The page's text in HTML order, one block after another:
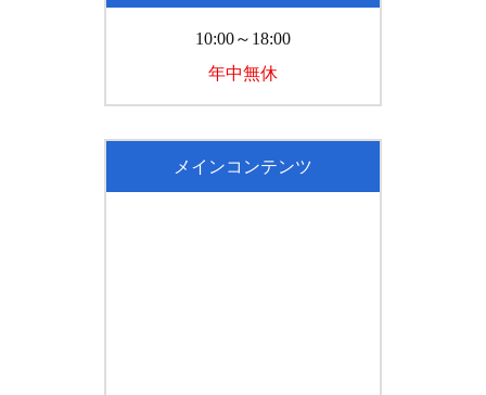
10:00～18:00
年中無休
メインコンテンツ